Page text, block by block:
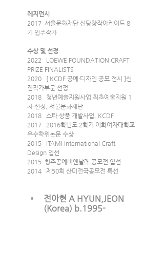
레지던시
2017  서울문화재단 신당창작아케이드 8
기 입주작가
수상 및 선정
2022   LOEWE FOUNDATION CRAFT
PRIZE FINALISTS
2020   [ KCDF 공예·디자인 공모 전시 ]신
진작가부문 선정
2018   청년예술지원사업 최초예술지원 1
차 선정, 서울문화재단
2018   스타 상품 개발사업, KCDF
2017   2016학년도 2학기 이화여자대학교
우수학위논문 수상
2015   ITAMI International Craft
Design 입선
2015  청주공예비엔날레 공모전 입선
2014   제50회 산미전국공모전 특선
전아현 A HYUN,JEON
(Korea) b.1995-